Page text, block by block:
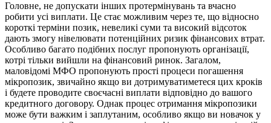
Головне, не допускати інших протермінувань та вчасно
робити усі виплати. Це стає можливим через те, що відносно
короткі терміни позик, невеликі суми та високий відсоток
дають змогу нівелювати потенційних ризик фінансових втрат.
Особливо багато подібних послуг пропонують організації,
котрі тільки вийшли на фінансовий ринок. Загалом,
маловідомі МФО пропонують прості процеси погашення
мікропозик, звичайно якщо ви дотримуватиметеся цих кроків
і будете проводите своєчасні виплати відповідно до вашого
кредитного договору. Однак процес отримання мікропозики
може бути важким і заплутаним, особливо якщо ви новачок у